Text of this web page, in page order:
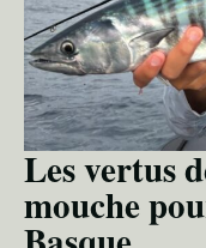
Les vertus
mouche